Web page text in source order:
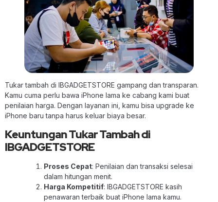
Tukar tambah di IBGADGETSTORE gampang dan transparan.
Kamu cuma perlu bawa iPhone lama ke cabang kami buat
penilaian harga. Dengan layanan ini, kamu bisa upgrade ke
iPhone baru tanpa harus keluar biaya besar.
Keuntungan Tukar Tambah di
IBGADGETSTORE
Proses Cepat: Penilaian dan transaksi selesai
dalam hitungan menit.
Harga Kompetitif: IBGADGETSTORE kasih
penawaran terbaik buat iPhone lama kamu.